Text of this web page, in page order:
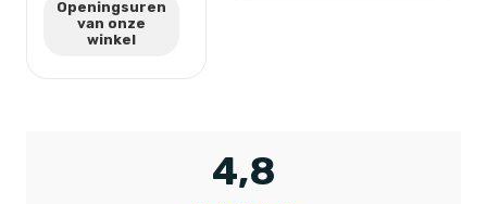
Openingsuren
van onze
winkel
4,8